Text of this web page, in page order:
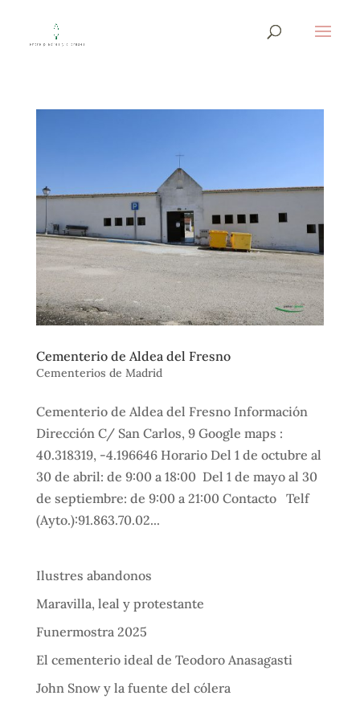
Cementerio de Aldea del Fresno
Cementerios de Madrid
Cementerio de Aldea del Fresno Información
Dirección C/ San Carlos, 9 Google maps :
40.318319, -4.196646 Horario Del 1 de octubre al
30 de abril: de 9:00 a 18:00 Del 1 de mayo al 30
de septiembre: de 9:00 a 21:00 Contacto Telf
(Ayto.):91.863.70.02...
Ilustres abandonos
Maravilla, leal y protestante
Funermostra 2025
El cementerio ideal de Teodoro Anasagasti
John Snow y la fuente del cólera